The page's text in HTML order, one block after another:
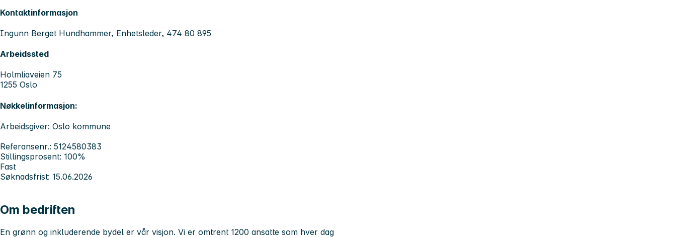
Kontaktinformasjon
Ingunn Berget Hundhammer, Enhetsleder, 474 80 895
Arbeidssted
Holmliaveien 75
1255 Oslo
Nøkkelinformasjon:
Arbeidsgiver: Oslo kommune
Referansenr.: 5124580383
Stillingsprosent: 100%
Fast
Søknadsfrist: 15.06.2026
Om bedriften
En grønn og inkluderende bydel er vår visjon. Vi er omtrent 1200 ansatte som hver dag